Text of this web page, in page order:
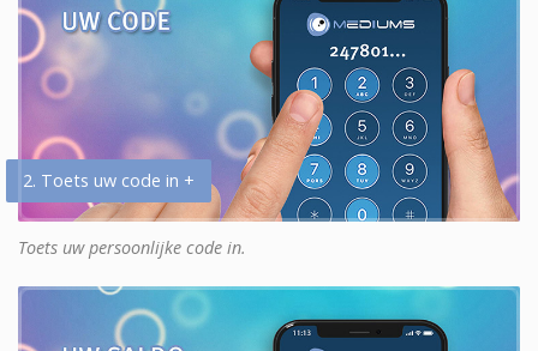
2. Toets uw code in +
Toets uw persoonlijke code in.